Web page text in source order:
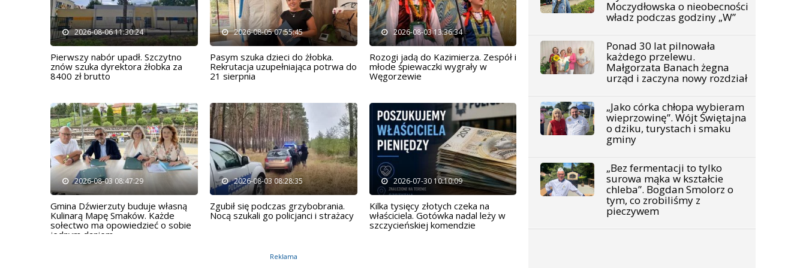
2026-08-06 11:30:24
Pierwszy nabór upadł. Szczytno
znów szuka dyrektora żłobka za
8400 zł brutto
2026-08-05 07:55:45
Pasym szuka dzieci do żłobka.
Rekrutacja uzupełniająca potrwa do
21 sierpnia
2026-08-03 13:36:34
Rozogi jadą do Kazimierza. Zespół i
młode śpiewaczki wygrały w
Węgorzewie
2026-08-03 08:47:29
Gmina Dźwierzuty buduje własną
Kulinarą Mapę Smaków. Każde
sołectwo ma opowiedzieć o sobie
jednym daniem
2026-08-03 08:28:35
Zgubił się podczas grzybobrania.
Nocą szukali go policjanci i strażacy
2026-07-30 10:10:09
Kilka tysięcy złotych czeka na
właściciela. Gotówka nadal leży w
szczycieńskiej komendzie
Reklama
Moczydłowska o nieobecności
władz podczas godziny „W”
Ponad 30 lat pilnowała
każdego przelewu.
Małgorzata Banach żegna
urząd i zaczyna nowy rozdział
„Jako córka chłopa wybieram
wieprzowinę”. Wójt Świętajna
o dziku, turystach i smaku
gminy
„Bez fermentacji to tylko
surowa mąka w kształcie
chleba”. Bogdan Smolorz o
tym, co zrobiliśmy z
pieczywem